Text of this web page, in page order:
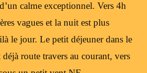
calme exceptionnel. Vers 4h
vagues et la nuit est plus
le jour. Le petit déjeuner dans le
route travers au courant, vers